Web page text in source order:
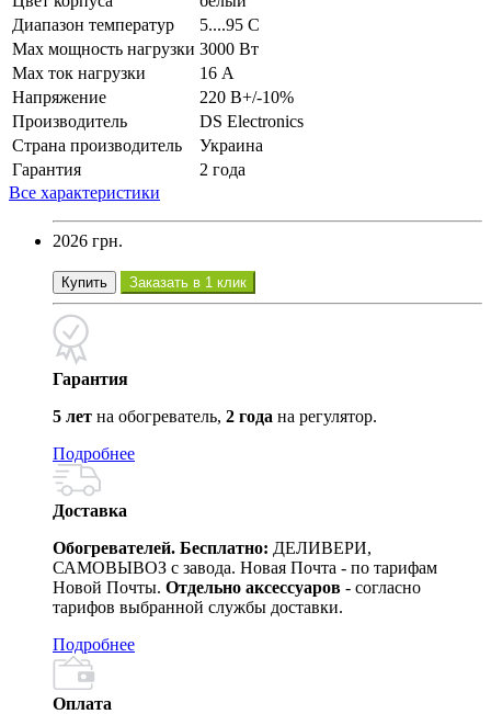
Диапазон температур
5....95 С
Max мощность нагрузки 3000 Вт
Max ток нагрузки
16 А
Напряжение
220 В+/-10%
Производитель
DS Electronics
Страна производитель
Украина
Гарантия
2 года
Все характеристики
2026 грн.
Купить Заказать в 1 клик
Гарантия
5 лет на обогреватель, 2 года на регулятор.
Подробнее
Доставка
Обогревателей. Бесплатно: ДЕЛИВЕРИ,
САМОВЫВОЗ с завода. Новая Почта - по тарифам
Новой Почты. Отдельно аксессуаров - согласно
тарифов выбранной службы доставки.
Подробнее
Оплата